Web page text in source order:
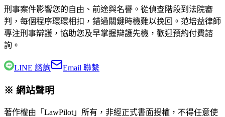
刑事案件影響您的自由、前途與名譽。從偵查階段到法院審
判，每個程序環環相扣，錯過關鍵時機難以挽回。 范培益律師
專注刑事辯護，協助您及早掌握辯護先機，歡迎預約付費諮
詢。
LINE 諮詢 Email 聯繫
※ 網站聲明
著作權由「LawPilot」所有，非經正式書面授權，不得任意使